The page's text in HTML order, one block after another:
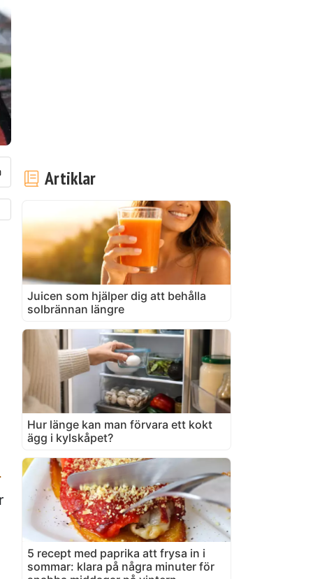
Artiklar
Juicen som hjälper dig att behålla
solbrännan längre
Hur länge kan man förvara ett kokt
ägg i kylskåpet?
5 recept med paprika att frysa in i
sommar: klara på några minuter för